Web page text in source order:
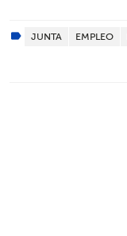
JUNTA EMPLEO